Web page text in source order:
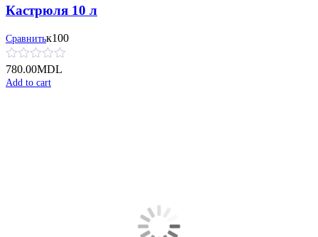
Кастрюля 10 л
Сравнитьк100
780.00MDL
Add to cart